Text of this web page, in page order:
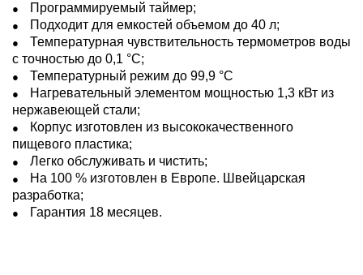
Программируемый таймер;
Подходит для емкостей объемом до 40 л;
Температурная чувствительность термометров воды
с точностью до 0,1 °С;
Температурный режим до 99,9 °C
Нагревательный элементом мощностью 1,3 кВт из
нержавеющей стали;
Корпус изготовлен из высококачественного
пищевого пластика;
Легко обслуживать и чистить;
На 100 % изготовлен в Европе. Швейцарская
разработка;
Гарантия 18 месяцев.